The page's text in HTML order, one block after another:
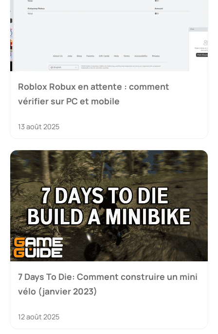
Roblox Robux en attente : comment
vérifier sur PC et mobile
13 août 2025
7 Days To Die: Comment construire un mini
vélo (janvier 2023)
12 août 2025